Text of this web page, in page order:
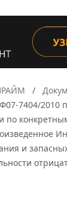
7404/
и